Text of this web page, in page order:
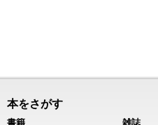
本をさがす
書籍
雑誌